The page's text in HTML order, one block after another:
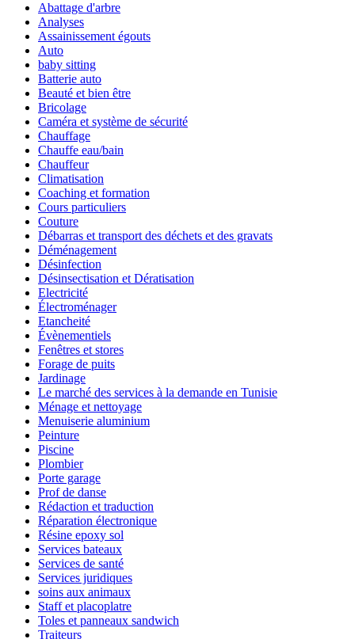
Abattage d'arbre
Analyses
Assainissement égouts
Auto
baby sitting
Batterie auto
Beauté et bien être
Bricolage
Caméra et système de sécurité
Chauffage
Chauffe eau/bain
Chauffeur
Climatisation
Coaching et formation
Cours particuliers
Couture
Débarras et transport des déchets et des gravats
Déménagement
Désinfection
Désinsectisation et Dératisation
Electricité
Électroménager
Etancheité
Évènementiels
Fenêtres et stores
Forage de puits
Jardinage
Le marché des services à la demande en Tunisie
Ménage et nettoyage
Menuiserie aluminium
Peinture
Piscine
Plombier
Porte garage
Prof de danse
Rédaction et traduction
Réparation électronique
Résine epoxy sol
Services bateaux
Services de santé
Services juridiques
soins aux animaux
Staff et placoplatre
Toles et panneaux sandwich
Traiteurs